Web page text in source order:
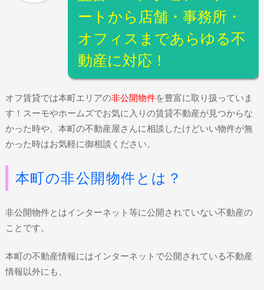
ートから店舗・事務所・
オフィスまであらゆる不
動産に対応！
オフ賃貸では本町エリアの非公開物件を豊富に取り扱っていま
す！スーモやホームズでお気に入りの賃貸不動産が見つからな
かった時や、本町の不動産屋さんに相談したけどいい物件が無
かった時はお気軽に御相談ください。
本町の非公開物件とは？
非公開物件とはインターネット等に公開されていない不動産の
ことです。
本町の不動産情報にはインターネットで公開されている不動産
情報以外にも、